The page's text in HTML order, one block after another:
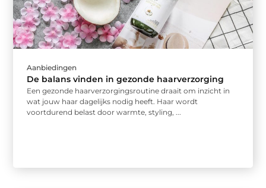
Aanbiedingen
De balans vinden in gezonde haarverzorging
Een gezonde haarverzorgingsroutine draait om inzicht in
wat jouw haar dagelijks nodig heeft. Haar wordt
voortdurend belast door warmte, styling, ...